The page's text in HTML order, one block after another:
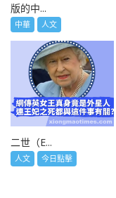
版的中...
中華 人文
二世（E...
人文 今日點擊